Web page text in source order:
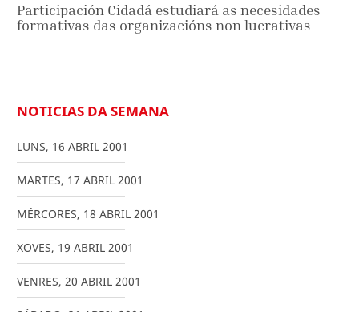
Participación Cidadá estudiará as necesidades
formativas das organizacións non lucrativas
NOTICIAS DA SEMANA
LUNS, 16 ABRIL 2001
MARTES, 17 ABRIL 2001
MÉRCORES, 18 ABRIL 2001
XOVES, 19 ABRIL 2001
VENRES, 20 ABRIL 2001